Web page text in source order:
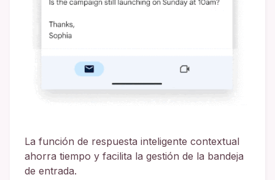
La función de respuesta inteligente contextual
ahorra tiempo y facilita la gestión de la bandeja
de entrada.